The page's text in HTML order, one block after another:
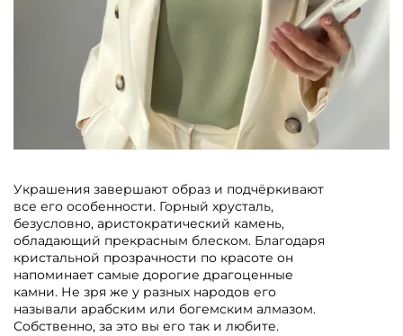
Украшения завершают образ и подчёркивают
все его особенности. Горный хрусталь,
безусловно, аристократический камень,
обладающий прекрасным блеском. Благодаря
кристальной прозрачности по красоте он
напоминает самые дорогие драгоценные
камни. Не зря же у разных народов его
называли арабским или богемским алмазом.
Собственно, за это вы его так и любите.